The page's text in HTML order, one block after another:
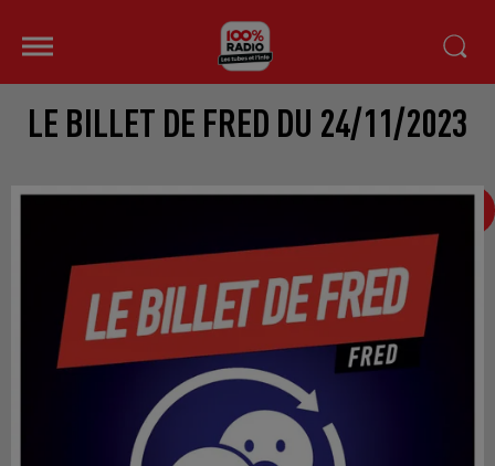
LE BILLET DE FRED DU 24/11/2023